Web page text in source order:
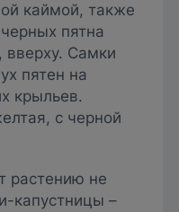
каймой, также
пятна
вверху. Самки
пятен на
крыльев.
с черной
растению не
капустницы –